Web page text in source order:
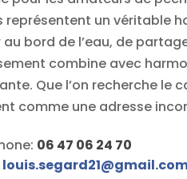
représentent un véritable
au bord de l’eau, de
combine avec
Que l’on recherche le
comme une adresse
06 47 06 24 70
louis.segard21@